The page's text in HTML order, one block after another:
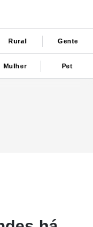
Rural Gente
Mulher Pet